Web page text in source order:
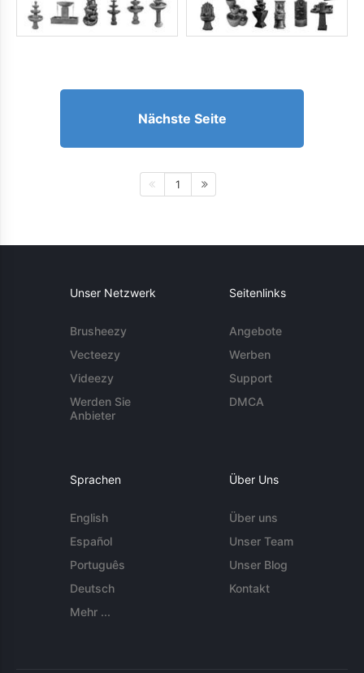
Nächste Seite
1
Unser Netzwerk
Brusheezy
Vecteezy
Videezy
Werden Sie
Anbieter
Seitenlinks
Angebote
Werben
Support
DMCA
Sprachen
English
Español
Português
Deutsch
Mehr ...
Über Uns
Über uns
Unser Team
Unser Blog
Kontakt